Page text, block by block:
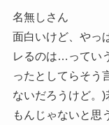
名無しさん
面白いけど、やっ
レるのは…ってい
ったとしてらそう
ないだろうけど。
もんじゃないと思